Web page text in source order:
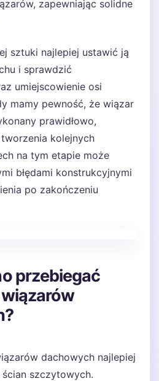
zapewniając solidne
sztuki najlepiej ustawić ją
i sprawdzić
umiejscowienie osi
mamy pewność, że wiązar
prawidłowo,
kolejnych
na tym etapie może
błędami konstrukcyjnymi
po zakończeniu
przebiegać
dachowych najlepiej
szczytowych.